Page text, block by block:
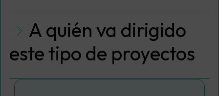
A quién va dirigido
este tipo de proyectos